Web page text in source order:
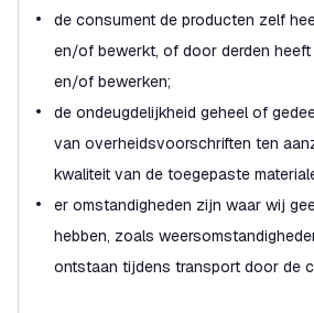
de consument de producten zelf
en/of bewerkt, of door derden heeft
en/of bewerken;
de ondeugdelijkheid geheel of
van overheidsvoorschriften ten
kwaliteit van de toegepaste
er omstandigheden zijn waar wij
hebben, zoals
ontstaan tijdens transport door de